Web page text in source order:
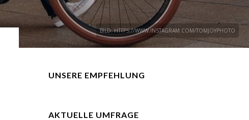
BILD: HTTPS://WWW.INSTAGRAM.COM/TOMJOYPHOTO
UNSERE EMPFEHLUNG
AKTUELLE UMFRAGE